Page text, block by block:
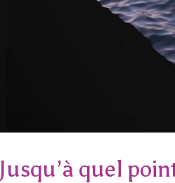
Jusqu’à quel